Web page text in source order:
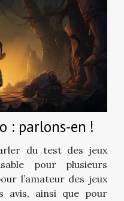
: parlons-en !
du test des jeux
pour plusieurs
l’amateur des jeux
avis, ainsi que pour